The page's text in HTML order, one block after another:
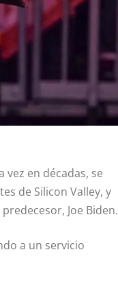
en décadas, se
de Silicon Valley, y
Joe Biden.
a un servicio